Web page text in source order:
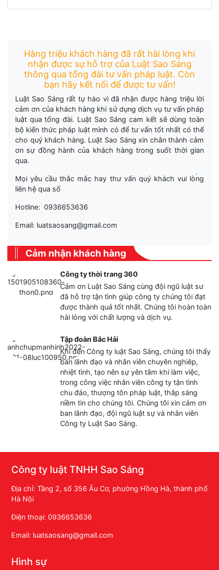
Hàng triệu khách hàng đã rất hài lòng khi
nhận được sự hỗ trợ của Luật Sao Sáng
thông qua tổng đài tư vấn pháp luật. Còn
bạn hãy kết nối để được tư vấn!
Luật Sao Sáng rất tự hào vì đã nhận được hàng triệu lời
cảm ơn của khách hàng khi sử dụng dịch vụ tư vấn pháp
luật qua tổng đài. Luật Sao Sáng cam kết sẽ dùng toàn
bộ kiến thức pháp luật mình có để tư vấn tốt nhất có thể
cho quý khách hàng. Luật Sao Sáng xin chân thành cảm
ơn sự đồng hành của khách hàng trong suốt thời gian
qua.
Mọi yêu cầu thắc mắc hay thư vấn quý khách vui lòng
liên hệ qua số
Hotline: 0936653636
Email: luatsaosang@gmail.com
Cảm nhận khách hàng
Công ty thời trang 360
Cảm ơn Luật Sao Sáng cùng đội ngũ luật sư
đã hỗ trợ tận tình giúp công ty chúng tôi đạt
được thành quả tốt nhất. Chúng tôi hoàn toàn
hài lòng với chất lượng và dịch vụ.
Tập đoàn Bắc Hải
Khi đến Công ty luật Sao Sáng, chúng tôi thấy
ban lãnh đạo và nhân viên chuyên nghiêp,
nhiệt tình, tạo nên sự yên tâm khi làm việc,
trong công việc nhân viên công ty tận tình
chu đáo, thượng tôn pháp luật, thắp sáng
niềm tin cho chúng tôi. Chúng tôi xin cảm ơn
ban lãnh đạo, đội ngũ luật sự và nhân viên
Công ty Luật Sao Sáng.
Công ty luật TNHH Sao Sáng
Địa chỉ: Tầng 2, số 356 Âu Cơ, phường Hồng Hà, thành phố
Hà Nội
Điện thoại: 0936653636
Email: luatsaosang@gmail.com
Hình sự
.
.